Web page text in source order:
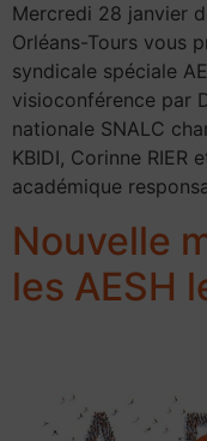
Mercredi 28 janvier
Orléans-Tours vous
syndicale spéciale
visioconférence par
nationale SNALC
KBIDI, Corinne RIER
académique
Nouvelle
les AESH